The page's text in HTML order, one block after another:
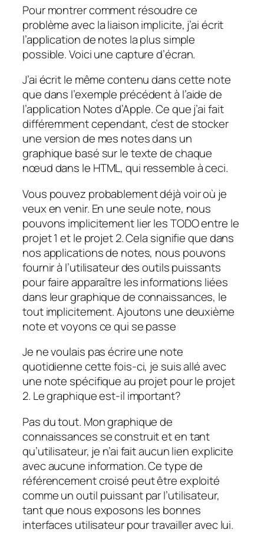
Pour montrer comment résoudre ce
problème avec la liaison implicite, j’ai écrit
l’application de notes la plus simple
possible. Voici une capture d’écran.
J’ai écrit le même contenu dans cette note
que dans l’exemple précédent à l’aide de
l’application Notes d’Apple. Ce que j’ai fait
différemment cependant, c’est de stocker
une version de mes notes dans un
graphique basé sur le texte de chaque
nœud dans le HTML, qui ressemble à ceci.
Vous pouvez probablement déjà voir où je
veux en venir. En une seule note, nous
pouvons implicitement lier les TODO entre le
projet 1 et le projet 2. Cela signifie que dans
nos applications de notes, nous pouvons
fournir à l’utilisateur des outils puissants
pour faire apparaître les informations liées
dans leur graphique de connaissances, le
tout implicitement. Ajoutons une deuxième
note et voyons ce qui se passe
Je ne voulais pas écrire une note
quotidienne cette fois-ci, je suis allé avec
une note spécifique au projet pour le projet
2. Le graphique est-il important?
Pas du tout. Mon graphique de
connaissances se construit et en tant
qu’utilisateur, je n’ai fait aucun lien explicite
avec aucune information. Ce type de
référencement croisé peut être exploité
comme un outil puissant par l’utilisateur,
tant que nous exposons les bonnes
interfaces utilisateur pour travailler avec lui.